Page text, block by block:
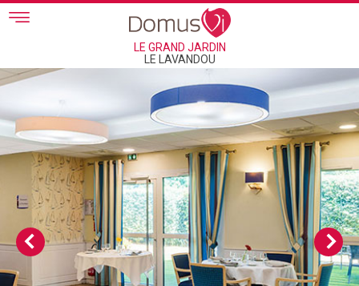
Skip to main content
LE GRAND JARDIN
LE LAVANDOU